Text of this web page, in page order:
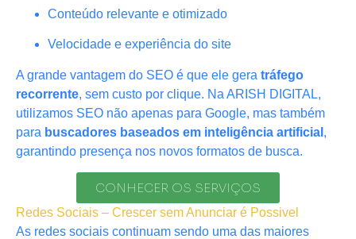
Conteúdo relevante e otimizado
Velocidade e experiência do site
A grande vantagem do SEO é que ele gera tráfego
recorrente, sem custo por clique. Na ARISH DIGITAL,
utilizamos SEO não apenas para Google, mas também
para buscadores baseados em inteligência artificial ,
garantindo presença nos novos formatos de busca.
CONHECER OS SERVIÇOS
Redes Sociais – Crescer sem Anunciar é Possivel
As redes sociais continuam sendo uma das maiores